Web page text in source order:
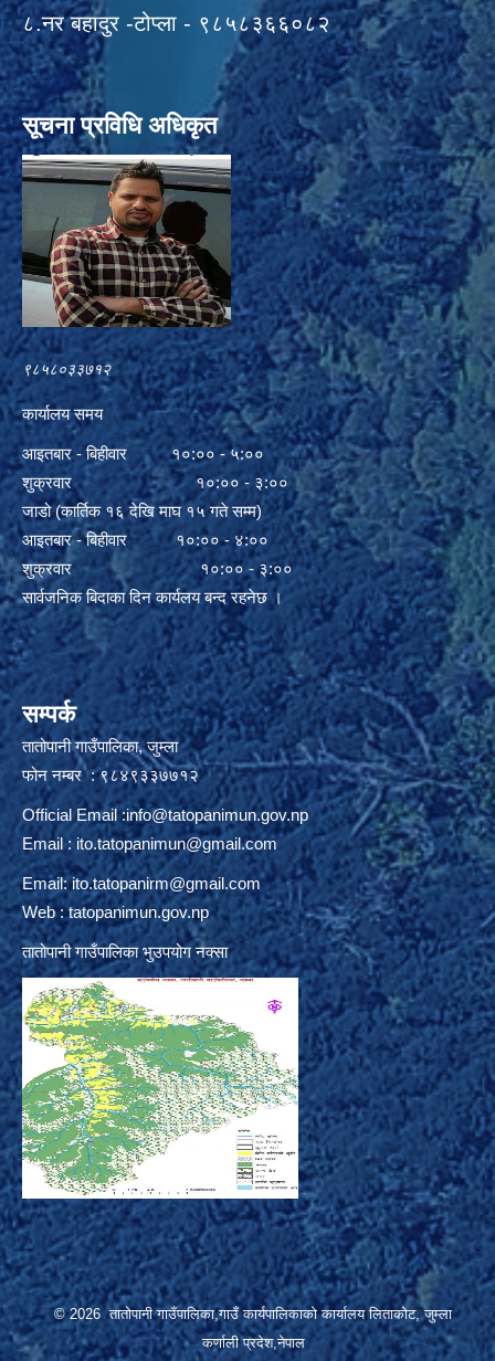
८.नर बहादुर -टोप्ला - ९८५८३६६०८२
सूचना प्रविधि अधिकृत
९८५८०३३७१२
कार्यालय समय
आइतबार - बिहीवार १०:०० - ५:००
शुक्रवार १०:०० - ३:००
जाडो (कार्तिक १६ देखि माघ १५ गते सम्म)
आइतबार - बिहीवार १०:०० - ४:००
शुक्रवार १०:०० - ३:००
सार्वजनिक बिदाका दिन कार्यलय बन्द रहनेछ ।
सम्पर्क
तातोपानी गाउँपालिका, जुम्ला
फोन नम्बर : ९८४९३३७७१२
Official Email :info@tatopanimun.gov.np
Email :ito.tatopanimun@gmail.com
Email:ito.tatopanirm@gmail.com
Web : tatopanimun.gov.np
तातोपानी गाउँपालिका भुउपयोग नक्सा
© 2026 तातोपानी गाउँपालिका,गाउँ कार्यपालिकाको कार्यालय लिताकोट, जुम्ला
कर्णाली प्रदेश,नेपाल